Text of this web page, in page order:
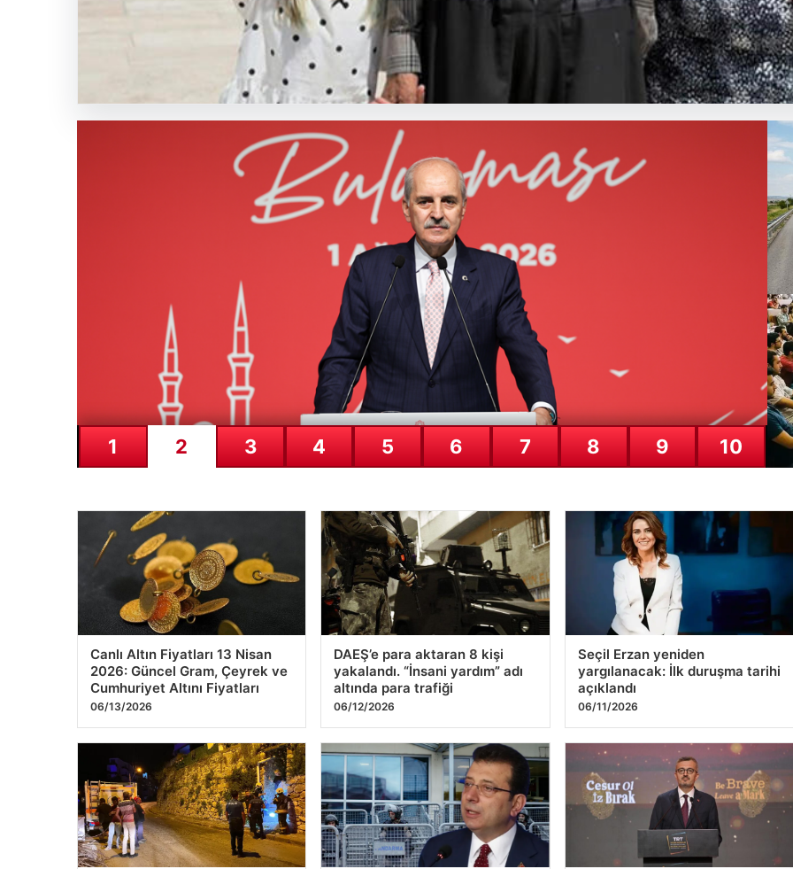
bisikletiyle seyir halinde olan…
4 5 6 7 8
–
Canlı Altın Fiyatları 13 Nisan
2026: Güncel Gram, Çeyrek ve
Cumhuriyet Altını Fiyatları
DAEŞ’e para aktaran 8 kişi
yakalandı. “İnsani yardım” adı
altında para trafiği
06/12/2026
yargılanacak: İlk duruşma tarihi
açıklandı
06/11/2026
Kocaeli’de Tavan Sıvalarının
Düşmesi Sonucu 5 Kişi Tahliye
Edildi
06/10/2026
İmamoğlu’nun milletvekilleriyle
görüşmesi yasaklandı
iddialarına savcılıktan
yalanlama
06/09/2026
Burhanettin Duran: Günümüzde
savaşlar sıradanlaştırılmaya
çalışılıyor
06/08/2026